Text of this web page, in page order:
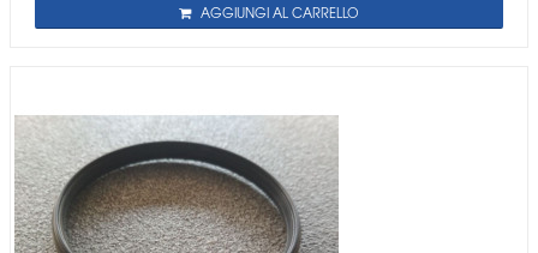
AGGIUNGI AL CARRELLO